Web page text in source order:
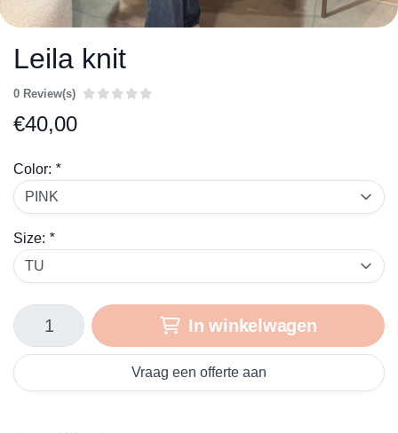
Leila knit
0 Review(s)
€40,00
Color: *
Size: *
In winkelwagen
Vraag een offerte aan